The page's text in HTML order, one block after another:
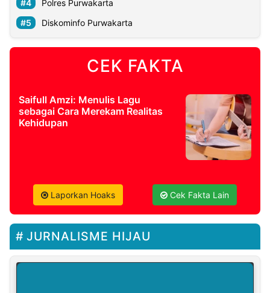
Polres Purwakarta
Diskominfo Purwakarta
CEK FAKTA
Saifull Amzi: Menulis Lagu
sebagai Cara Merekam Realitas
Kehidupan
Laporkan Hoaks Cek Fakta Lain
JURNALISME HIJAU